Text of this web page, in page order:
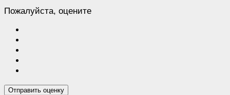
Пожалуйста, оцените
Отправить оценку